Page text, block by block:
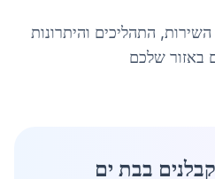
התהליכים והיתרונות
באזור שלכם
בבת ים